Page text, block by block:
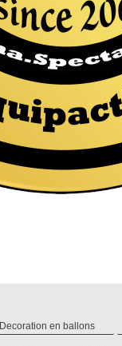
Decoration en ballons